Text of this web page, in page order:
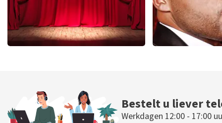
BESTEL NU
Bestelt u liever
Werkdagen 12:00 - 17:00